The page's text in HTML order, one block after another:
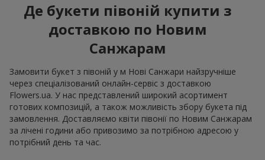
Де букети півоній купити з
доставкою по Новим
Санжарам
Замовити букет з півоній у м Нові Санжари найзручніше
через спеціалізований онлайн-сервіс з доставкою
Flowers.ua. У нас представлений широкий асортимент
готових композицій, а також можливість збору букета під
замовлення. Доставляємо квіти півонії по Новим Санжарам
за лічені години або привозимо за потрібною адресою у
потрібний день та час.